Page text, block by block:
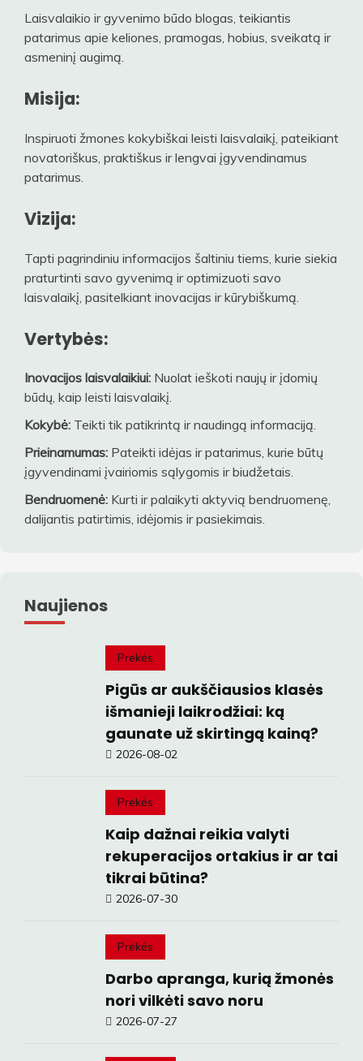
Laisvalaikio ir gyvenimo būdo blogas, teikiantis
patarimus apie keliones, pramogas, hobius, sveikatą ir
asmeninį augimą.
Misija:
Inspiruoti žmones kokybiškai leisti laisvalaikį, pateikiant
novatoriškus, praktiškus ir lengvai įgyvendinamus
patarimus.
Vizija:
Tapti pagrindiniu informacijos šaltiniu tiems, kurie siekia
praturtinti savo gyvenimą ir optimizuoti savo
laisvalaikį, pasitelkiant inovacijas ir kūrybiškumą.
Vertybės:
Inovacijos laisvalaikiui: Nuolat ieškoti naujų ir įdomių
būdų, kaip leisti laisvalaikį.
Kokybė: Teikti tik patikrintą ir naudingą informaciją.
Prieinamumas: Pateikti idėjas ir patarimus, kurie būtų
įgyvendinami įvairiomis sąlygomis ir biudžetais.
Bendruomenė: Kurti ir palaikyti aktyvią bendruomenę,
dalijantis patirtimis, idėjomis ir pasiekimais.
Naujienos
Prekės
Pigūs ar aukščiausios klasės
išmanieji laikrodžiai: ką
gaunate už skirtingą kainą?
2026-08-02
Prekės
Kaip dažnai reikia valyti
rekuperacijos ortakius ir ar tai
tikrai būtina?
2026-07-30
Prekės
Darbo apranga, kurią žmonės
nori vilkėti savo noru
2026-07-27